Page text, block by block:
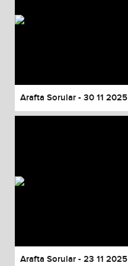
Arafta Sorular - 30 11 2025
Arafta Sorular - 23 11 2025